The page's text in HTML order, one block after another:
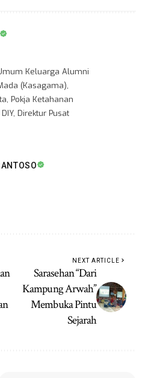
Keluarga Alumni
(Kasagama),
Pokja Ketahanan
Direktur Pusat
NEXT ARTICLE
Sarasehan “Dari
Kampung Arwah”
Membuka Pintu
Sejarah